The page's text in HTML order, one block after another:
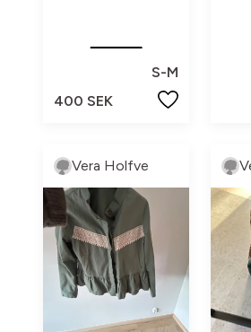
S-M
400 SEK
Vera Holfve